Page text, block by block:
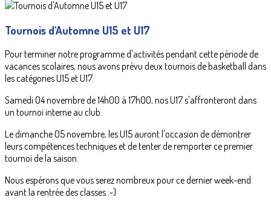
Tournois d'Automne U15 et U17
Pour terminer notre programme d'activités pendant cette période de
vacances scolaires, nous avons prévu deux tournois de basketball dans
les catégories U15 et U17.
Samedi 04 novembre de 14h00 à 17h00, nos U17 s'affronteront dans
un tournoi interne au club.
Le dimanche 05 novembre, les U15 auront l'occasion de démontrer
leurs compétences techniques et de tenter de remporter ce premier
tournoi de la saison.
Nous espérons que vous serez nombreux pour ce dernier week-end
avant la rentrée des classes :-)